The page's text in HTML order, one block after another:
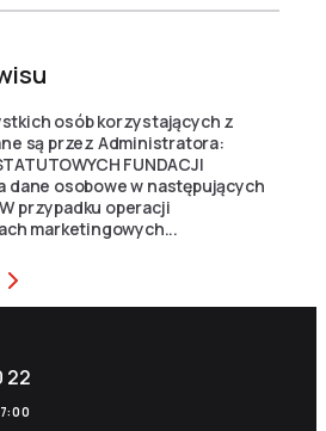
osób korzystających z
są przez Administratora:
FUNDACJI
dane osobowe w następujących
przypadku operacji
marketingowych...
22